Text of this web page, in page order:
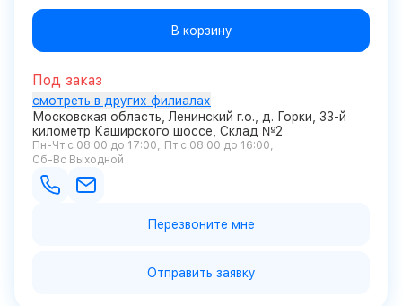
В корзину
Под заказ
смотреть в других филиалах
Московская область, Ленинский г.о., д. Горки, 33-й
километр Каширского шоссе, Склад №2
Пн-Чт с 08:00 до 17:00
Пт с 08:00 до 16:00
Сб-Вс Выходной
Перезвоните мне
Отправить заявку